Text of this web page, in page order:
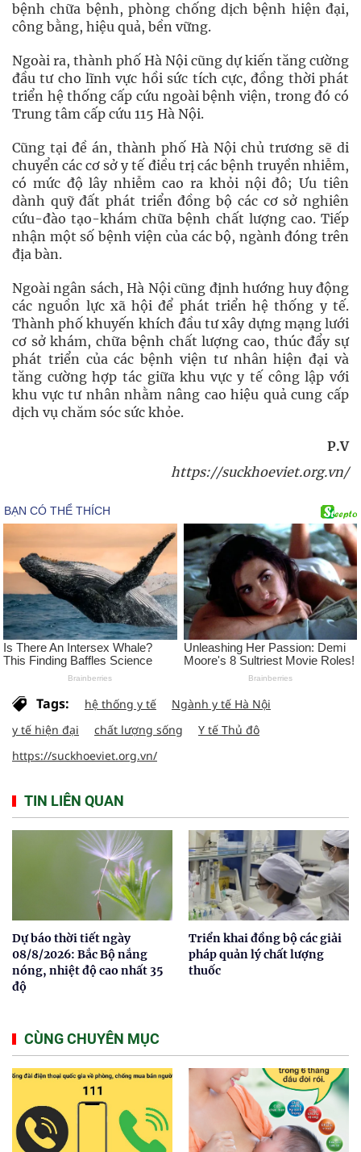
bệnh chữa bệnh, phòng chống dịch bệnh hiện đại,
công bằng, hiệu quả, bền vững.
Ngoài ra, thành phố Hà Nội cũng dự kiến tăng cường
đầu tư cho lĩnh vực hồi sức tích cực, đồng thời phát
triển hệ thống cấp cứu ngoài bệnh viện, trong đó có
Trung tâm cấp cứu 115 Hà Nội.
Cũng tại đề án, thành phố Hà Nội chủ trương sẽ di
chuyển các cơ sở y tế điều trị các bệnh truyền nhiễm,
có mức độ lây nhiễm cao ra khỏi nội đô; Ưu tiên
dành quỹ đất phát triển đồng bộ các cơ sở nghiên
cứu-đào tạo-khám chữa bệnh chất lượng cao. Tiếp
nhận một số bệnh viện của các bộ, ngành đóng trên
địa bàn.
Ngoài ngân sách, Hà Nội cũng định hướng huy động
các nguồn lực xã hội để phát triển hệ thống y tế.
Thành phố khuyến khích đầu tư xây dựng mạng lưới
cơ sở khám, chữa bệnh chất lượng cao, thúc đẩy sự
phát triển của các bệnh viện tư nhân hiện đại và
tăng cường hợp tác giữa khu vực y tế công lập với
khu vực tư nhân nhằm nâng cao hiệu quả cung cấp
dịch vụ chăm sóc sức khỏe.
P.V
https://suckhoeviet.org.vn/
Tags: hệ thống y tế
Ngành y tế Hà Nội
y tế hiện đại
chất lượng sống
Y tế Thủ đô
https://suckhoeviet.org.vn/
TIN LIÊN QUAN
Dự báo thời tiết ngày
08/8/2026: Bắc Bộ nắng
nóng, nhiệt độ cao nhất 35
độ
Triển khai đồng bộ các giải
pháp quản lý chất lượng
thuốc
CÙNG CHUYÊN MỤC